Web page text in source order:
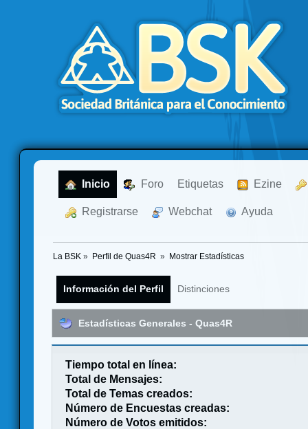
Inicio Foro Etiquetas Ezine
Registrarse Webchat Ayuda
La BSK » Perfil de Quas4R » Mostrar Estadísticas
Información del Perfil Distinciones
Estadísticas Generales - Quas4R
Tiempo total en línea:
Total de Mensajes:
Total de Temas creados:
Número de Encuestas creadas:
Número de Votos emitidos: